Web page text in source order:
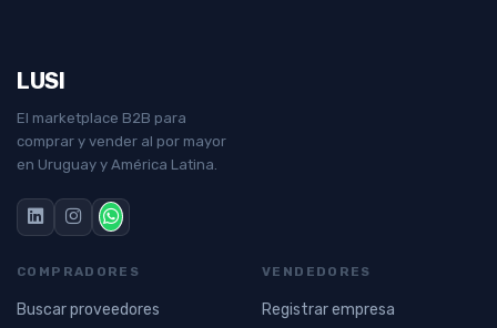
LUSI
El marketplace B2B para
comprar y vender al por mayor
en Uruguay y América Latina.
COMPRADORES
Buscar proveedores
VENDEDORES
Registrar empresa